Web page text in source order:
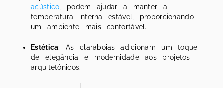
acústico, podem ajudar a manter a
temperatura interna estável, proporcionando
um ambiente mais confortável.
Estética: As claraboias adicionam um toque
de elegância e modernidade aos projetos
arquitetônicos.